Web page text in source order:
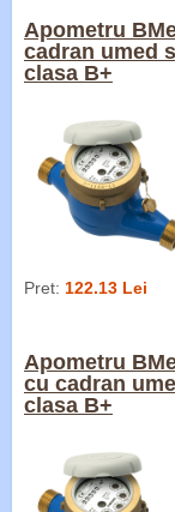
Apometru
cadran umed
clasa B+
Pret: 122.13 Lei
Apometru
cu cadran
clasa B+